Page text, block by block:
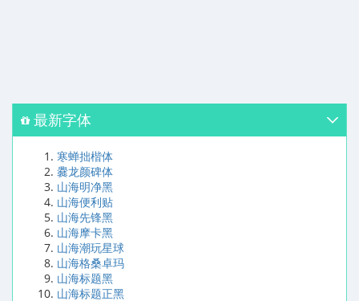
最新字体
寒蝉拙楷体
爨龙颜碑体
山海明净黑
山海便利贴
山海先锋黑
山海摩卡黑
山海潮玩星球
山海格桑卓玛
山海标题黑
山海标题正黑